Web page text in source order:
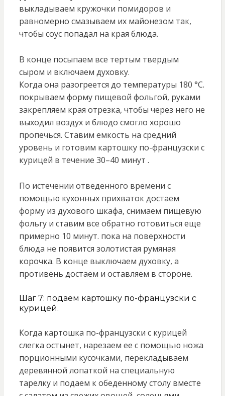
выкладываем кружочки помидоров и
равномерно смазываем их майонезом так,
чтобы соус попадал на края блюда.
В конце посыпаем все тертым твердым
сыром и включаем духовку.
Когда она разогреется до температуры 180 °С.
покрываем форму пищевой фольгой, руками
закрепляем края отрезка, чтобы через него не
выходил воздух и блюдо смогло хорошо
пропечься. Ставим емкость на средний
уровень и готовим картошку по-французски с
курицей в течение 30–40 минут .
По истечении отведенного времени с
помощью кухонных прихваток достаем
форму из духового шкафа, снимаем пищевую
фольгу и ставим все обратно готовиться еще
примерно 10 минут. пока на поверхности
блюда не появится золотистая румяная
корочка. В конце выключаем духовку, а
противень достаем и оставляем в стороне.
Шаг 7: подаем картошку по-французски с
курицей.
Когда картошка по-французски с курицей
слегка остынет, нарезаем ее с помощью ножа
порционными кусочками, перекладываем
деревянной лопаткой на специальную
тарелку и подаем к обеденному столу вместе